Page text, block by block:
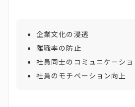
企業文化の浸透
離職率の防止
社員同士のコミュニケーシ
社員のモチベーション向上